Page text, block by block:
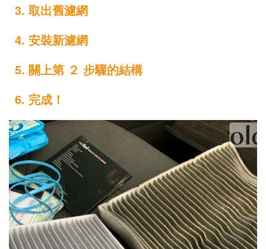
3. 取出舊濾網
4. 安裝新濾網
5. 關上第 ２ 步驟的結構
6. 完成！